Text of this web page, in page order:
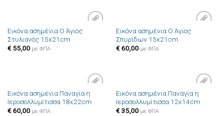
Πρόσθήκη
Εικόνα ασημένια Ο Άγιος
Στυλιανός 15x21cm
€55,00 με ΦΠΑ
Πρόσθήκη
Εικόνα ασημένια Ο Άγιος
Σπυρίδων 15x21cm
€60,00 με ΦΠΑ
Πρόσθήκη
στην λίστα
Εικόνα ασημένια Παναγία η
Ιεροσολλυμίτισσα 18x22cm
€60,00 με ΦΠΑ
Πρόσθήκη
στην λίστα
Εικόνα ασημένια Παναγία η
Ιεροσολλυμίτισσα 12x14cm
€35,00 με ΦΠΑ